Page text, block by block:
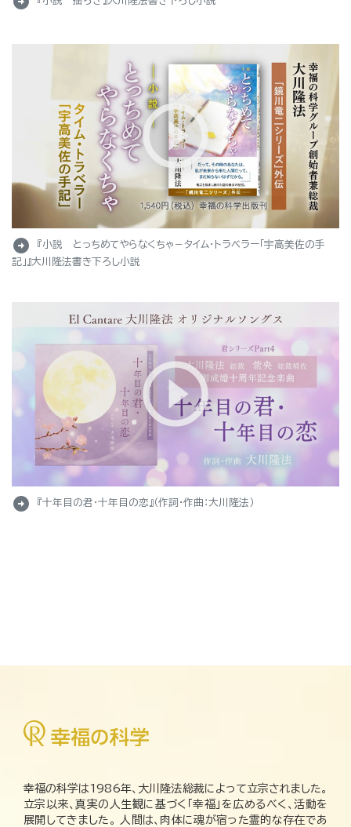
arrow_circle_right
『小説 とっちめてやらなくちゃ－タイム・トラベラー「宇高美佐の手
記」』大川隆法書き下ろし小説
arrow_circle_right 『十年目の君・十年目の恋』（作詞・作曲：大川隆法）
幸福の科学は1986年、大川隆法総裁によって立宗されました。
立宗以来、真実の人生観に基づく「幸福」を広めるべく、活動を
展開してきました。 人間は、肉体に魂が宿った霊的な存在であ